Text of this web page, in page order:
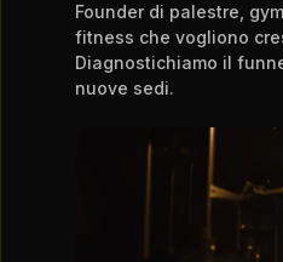
Founder di palestre,
fitness che vogliono
Diagnostichiamo il
nuove sedi.